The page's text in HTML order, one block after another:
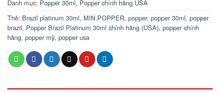
Danh mục: Popper 30ml, Popper chính hãng USA
Thẻ: Brazil platinum 30ml, MIN POPPER, popper, popper 30ml, popper
brazil, Popper Brazil Platinum 30ml chính hãng (USA), popper chính
hãng, popper mỹ, popper usa